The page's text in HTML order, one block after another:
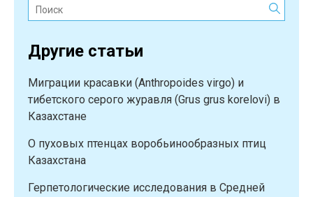
в
ленточном
бору”
Поиск:
Другие статьи
Миграции красавки (Anthropoides virgo) и
тибетского серого журавля (Grus grus korelovi) в
Казахстане
О пуховых птенцах воробьинообразных птиц
Казахстана
Герпетологические исследования в Средней